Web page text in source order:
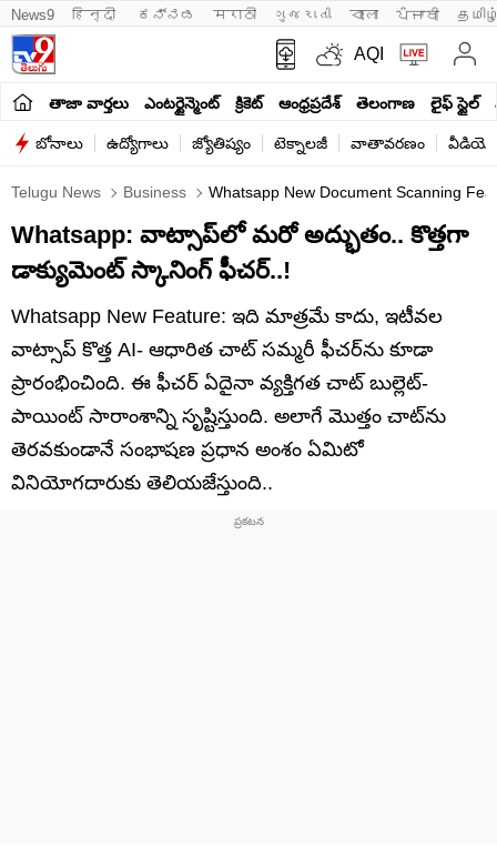
News9 हिन्दी ಕನ್ನಡ मराठी ગુજરાતી বাংলা ਪੰਜਾਬੀ
AQI
తాజా వార్తలు ఎంటర్టైన్మెంట్ క్రికెట్ ఆంధ్రప్రదేశ్ తెలంగాణ లైఫ్ స్టైల్
బోనాలు ఉద్యోగాలు జ్యోతిష్యం టెక్నాలజీ వాతావరణం
Telugu News Business Whatsapp New Document Scanning
Whatsapp: వాట్సాప్‌లో మరో అద్భుతం.. కొత్తగా
డాక్యుమెంట్ స్కానింగ్ ఫీచర్‌..!
Whatsapp New Feature: ఇది మాత్రమే కాదు, ఇటీవల
వాట్సాప్ కొత్త AI- ఆధారిత చాట్ సమ్మరీ ఫీచర్‌ను కూడా
ప్రారంభించింది. ఈ ఫీచర్ ఏదైనా వ్యక్తిగత చాట్ బుల్లెట్-
పాయింట్ సారాంశాన్ని సృష్టిస్తుంది. అలాగే మొత్తం చాట్‌ను
తెరవకుండానే సంభాషణ ప్రధాన అంశం ఏమిటో
వినియోగదారుకు తెలియజేస్తుంది..